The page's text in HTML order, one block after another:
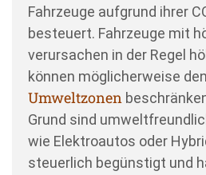
Fahrzeuge aufgrund ihrer
besteuert. Fahrzeuge mit
verursachen in der Regel
können möglicherweise
Umweltzonen
Grund sind
wie Elektroautos oder
steuerlich begünstigt und